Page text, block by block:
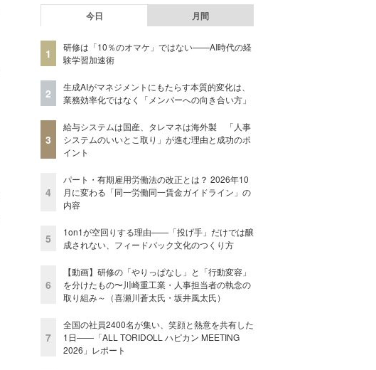
今日 月間
1
研修は「10％のオマケ」ではない——AI時代の経
験学習加速術
2
生成AIがマネジメントにもたらす本質的変化は、
業務効率化ではなく「メンバーへの向き合い方」
3
給与システムは国産、タレマネは海外製 「人事
システムのいいとこ取り」が進む理由と成功のポ
イント
4
パート・有期雇用労働法の改正とは？ 2026年10
月に変わる「同一労働同一賃金ガイドライン」の
内容
5
1on1が空回りする理由——「投げ手」だけでは醸
成されない、フィードバック文化のつくり方
6
【動画】研修の「やりっぱなし」と「行動変容」
を分けたもの〜川崎重工業・人事担当者の執念の
取り組み～（喜瀬川蒼太氏・坂井風太氏）
7
全国の社員2400名が集い、笑顔と熱意を共有した
1日――「ALL TORIDOLL ハピカン MEETING
2026」レポート